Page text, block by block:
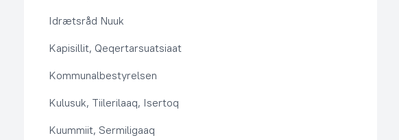
Idrætsråd Nuuk
Kapisillit, Qeqertarsuatsiaat
Kommunalbestyrelsen
Kulusuk, Tiilerilaaq, Isertoq
Kuummiit, Sermiligaaq